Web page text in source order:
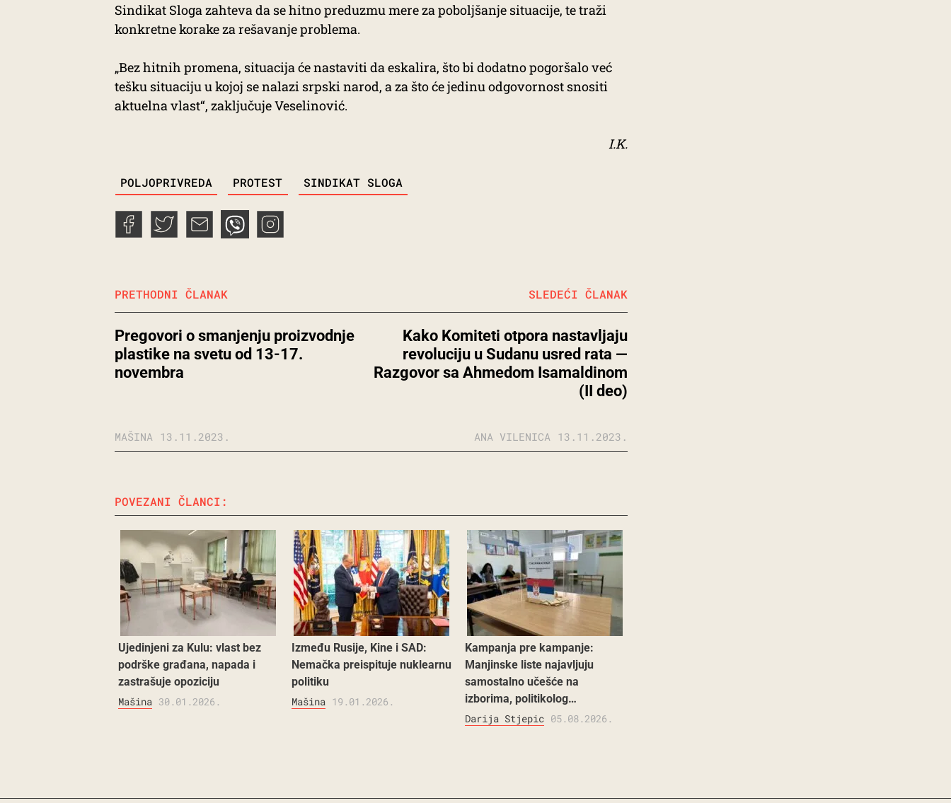
Sindikat Sloga zahteva da se hitno preduzmu mere za poboljšanje situacije, te traži
konkretne korake za rešavanje problema.
„Bez hitnih promena, situacija će nastaviti da eskalira, što bi dodatno pogoršalo već
tešku situaciju u kojoj se nalazi srpski narod, a za što će jedinu odgovornost snositi
aktuelna vlast“, zaključuje Veselinović.
I.K.
POLJOPRIVREDA PROTEST SINDIKAT SLOGA
PRETHODNI ČLANAK
Pregovori o smanjenju proizvodnje
plastike na svetu od 13-17.
novembra
MAŠINA 13.11.2023.
Kako Komiteti otpora nastavljaju
revoluciju u Sudanu usred rata —
Razgovor sa Ahmedom Isamaldinom
(II deo)
SLEDEĆI ČLANAK
ANA VILENICA 13.11.2023.
POVEZANI ČLANCI:
Ujedinjeni za Kulu: vlast bez
podrške građana, napada i
zastrašuje opoziciju
Mašina 30.01.2026.
Između Rusije, Kine i SAD:
Nemačka preispituje nuklearnu
politiku
Mašina 19.01.2026.
Kampanja pre kampanje:
Manjinske liste najavljuju
samostalno učešće na
izborima, politikolog…
Darija Stjepic 05.08.2026.